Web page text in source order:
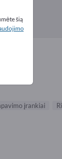
įrankiai
šią